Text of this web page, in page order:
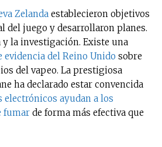
Zelanda establecieron objetivos
del juego y desarrollaron planes.
la investigación. Existe una
evidencia del Reino Unido sobre
del vapeo. La prestigiosa
ha declarado estar convencida
ayudan a los
fumar de forma más efectiva que